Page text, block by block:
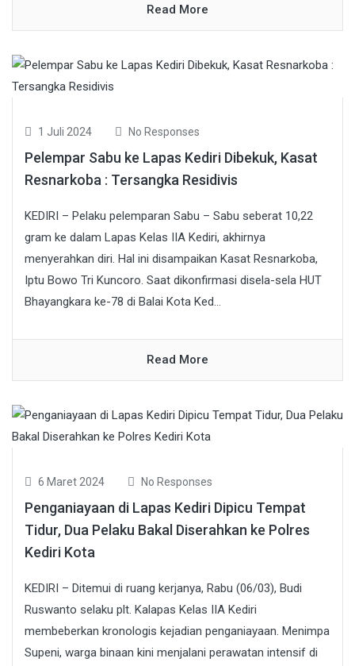
Read More
1 Juli 2024 No Responses
Pelempar Sabu ke Lapas Kediri Dibekuk, Kasat
Resnarkoba : Tersangka Residivis
KEDIRI – Pelaku pelemparan Sabu – Sabu seberat 10,22
gram ke dalam Lapas Kelas IIA Kediri, akhirnya
menyerahkan diri. Hal ini disampaikan Kasat Resnarkoba,
Iptu Bowo Tri Kuncoro. Saat dikonfirmasi disela-sela HUT
Bhayangkara ke-78 di Balai Kota Ked...
Read More
6 Maret 2024 No Responses
Penganiayaan di Lapas Kediri Dipicu Tempat
Tidur, Dua Pelaku Bakal Diserahkan ke Polres
Kediri Kota
KEDIRI – Ditemui di ruang kerjanya, Rabu (06/03), Budi
Ruswanto selaku plt. Kalapas Kelas IIA Kediri
membeberkan kronologis kejadian penganiayaan. Menimpa
Supeni, warga binaan kini menjalani perawatan intensif di